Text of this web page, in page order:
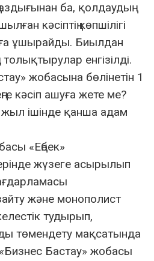
ба, қолдаудың
кәсіптің көпшілігі
ұшырайды. Биылдан
енгізілді.
жобасына бөлінетін 1
кәсіп ашуға жете ме?
ішінде қанша адам
«Еңбек»
жүзеге асырылып
және монополист
тудырып,
төмендету мақсатында
Бастау» жобасы